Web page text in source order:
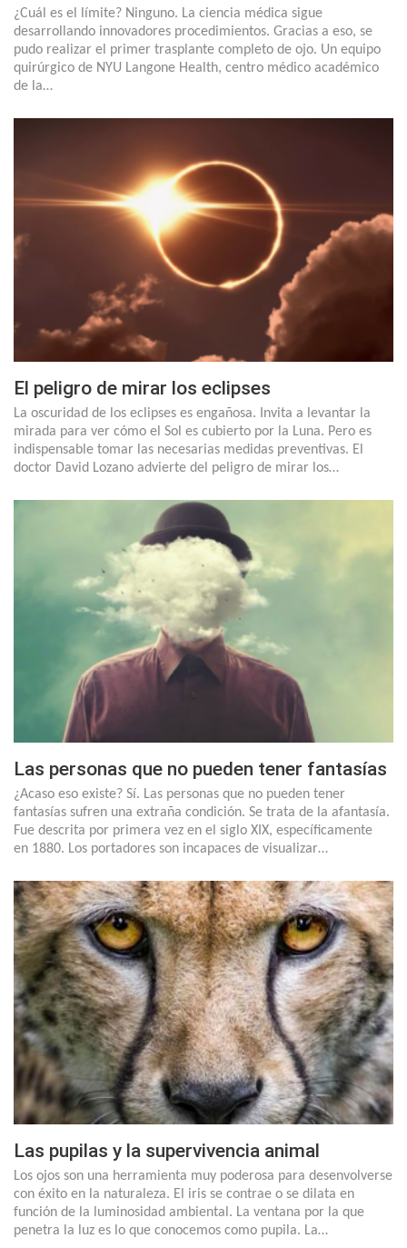
¿Cuál es el límite? Ninguno. La ciencia médica sigue
desarrollando innovadores procedimientos. Gracias a eso, se
pudo realizar el primer trasplante completo de ojo. Un equipo
quirúrgico de NYU Langone Health, centro médico académico
de la…
El peligro de mirar los eclipses
La oscuridad de los eclipses es engañosa. Invita a levantar la
mirada para ver cómo el Sol es cubierto por la Luna. Pero es
indispensable tomar las necesarias medidas preventivas. El
doctor David Lozano advierte del peligro de mirar los…
Las personas que no pueden tener fantasías
¿Acaso eso existe? Sí. Las personas que no pueden tener
fantasías sufren una extraña condición. Se trata de la afantasía.
Fue descrita por primera vez en el siglo XIX, específicamente
en 1880. Los portadores son incapaces de visualizar…
Las pupilas y la supervivencia animal
Los ojos son una herramienta muy poderosa para desenvolverse
con éxito en la naturaleza. El iris se contrae o se dilata en
función de la luminosidad ambiental. La ventana por la que
penetra la luz es lo que conocemos como pupila. La…